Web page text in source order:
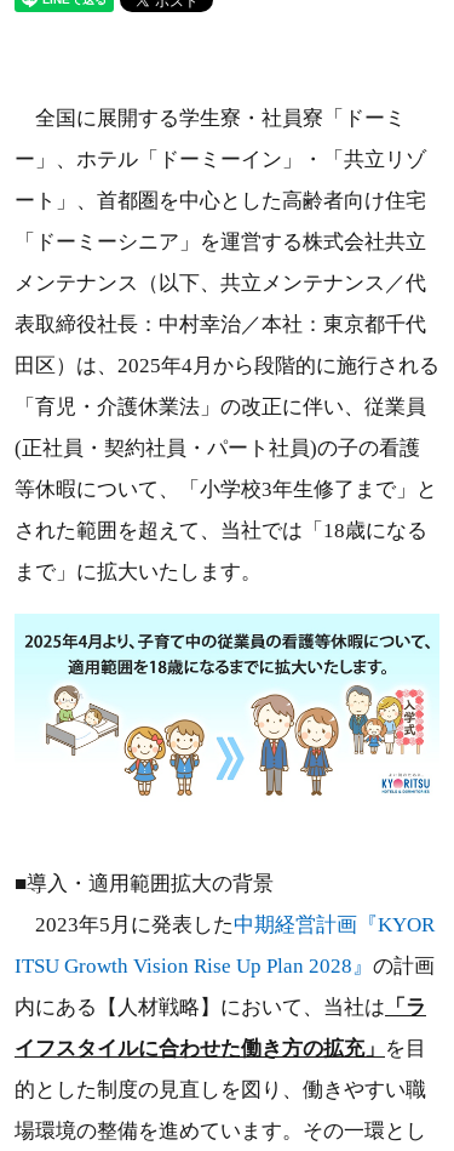
全国に展開する学生寮・社員寮「ドーミ
ー」、ホテル「ドーミーイン」・「共立リゾ
ート」、首都圏を中心とした高齢者向け住宅
「ドーミーシニア」を運営する株式会社共立
メンテナンス（以下、共立メンテナンス／代
表取締役社長：中村幸治／本社：東京都千代
田区）は、2025年4月から段階的に施行される
「育児・介護休業法」の改正に伴い、従業員
(正社員・契約社員・パート社員)の子の看護
等休暇について、「小学校3年生修了まで」と
された範囲を超えて、当社では「18歳になる
まで」に拡大いたします。
■導入・適用範囲拡大の背景
2023年5月に発表した中期経営計画『KYOR
ITSU Growth Vision Rise Up Plan 2028』 の計画
内にある【人材戦略】において、当社は 「ラ
イフスタイルに合わせた働き方の拡充」 を目
的とした制度の見直しを図り、働きやすい職
場環境の整備を進めています。その一環とし